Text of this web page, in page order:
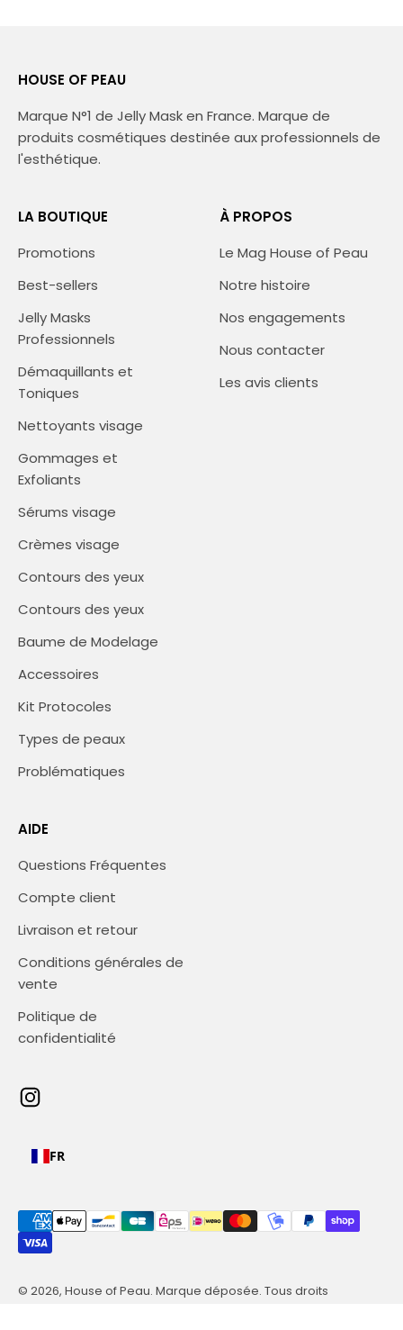
HOUSE OF PEAU
Marque N°1 de Jelly Mask en France. Marque de
produits cosmétiques destinée aux professionnels de
l'esthétique.
LA BOUTIQUE
Promotions
Best-sellers
Jelly Masks
Professionnels
Démaquillants et
Toniques
Nettoyants visage
Gommages et
Exfoliants
Sérums visage
Crèmes visage
Contours des yeux
Contours des yeux
Baume de Modelage
Accessoires
Kit Protocoles
Types de peaux
Problématiques
À PROPOS
Le Mag House of Peau
Notre histoire
Nos engagements
Nous contacter
Les avis clients
AIDE
Questions Fréquentes
Compte client
Livraison et retour
Conditions générales de
vente
Politique de
confidentialité
FR
© 2026, House of Peau. Marque déposée. Tous droits